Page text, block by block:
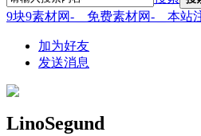
9块9素材网-＿免费素材网-＿本站
加为好友
发送消息
LinoSegund